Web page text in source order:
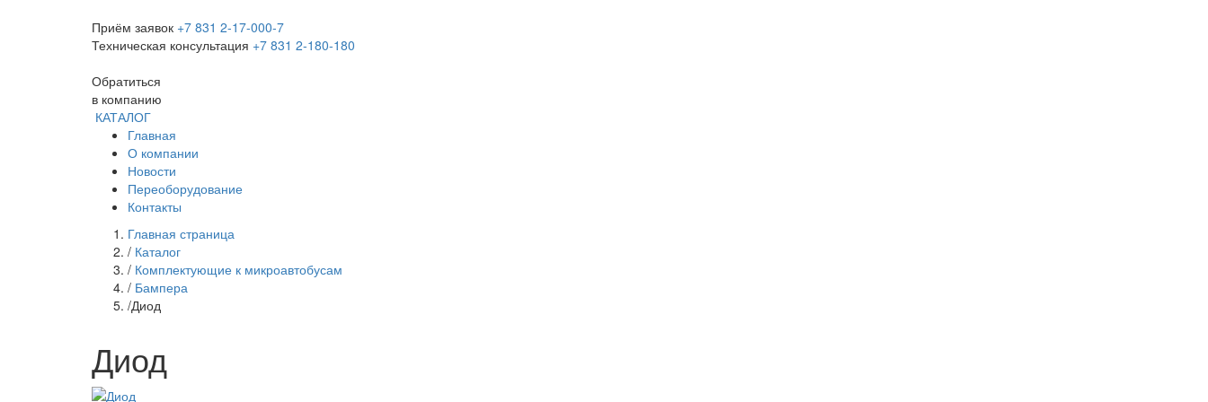
Приём заявок +7 831 2-17-000-7
Техническая консультация +7 831 2-180-180
Обратиться
в компанию
КАТАЛОГ
Главная
О компании
Новости
Переоборудование
Контакты
Главная страница
/ Каталог
/ Комплектующие к микроавтобусам
/ Бампера
/Диод
Диод